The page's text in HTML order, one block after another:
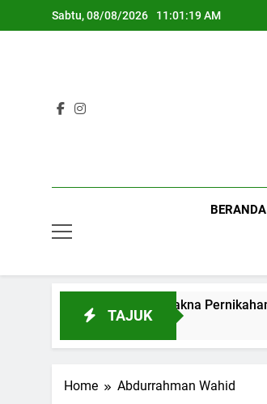
to
Sabtu, 08/08/2026 11:01:20 AM
BERANDA
TAJUK
Membaca Ulang Makna Pernikahan
Home Abdurrahman Wahid